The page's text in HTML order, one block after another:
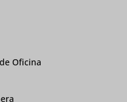
Oficina